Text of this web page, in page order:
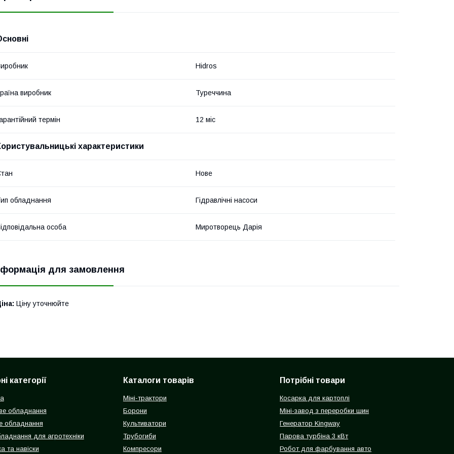
Hidros
виробник Туреччина
термін 12 міс
характеристики
Нове
обладнання Гідравлічні насоси
особа Миротворець Дарія
для замовлення
Ціну уточнюйте
категорії
обладнання
обладнання
для агротехніки
та навіски
Каталоги товарів
Міні-трактори
Борони
Культиватори
Трубогиби
Компресори
Потрібні товари
Косарка для картоплі
Міні-завод з переробки шин
Генератор Kingway
Парова турбіна 3 кВт
Робот для фарбування авто